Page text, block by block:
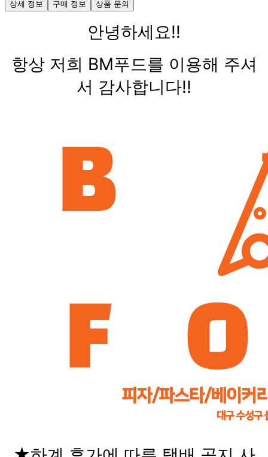
상세 정보 구매 정보 상품 문의
안녕하세요!!
항상 저희 BM푸드를 이용해 주셔
서 감사합니다!!